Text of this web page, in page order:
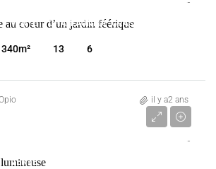
VENTE CHÂTEAUNEUF-GRASSE
au coeur d’un jardin féérique
m² 13 6
il y a2 ans
VENTE